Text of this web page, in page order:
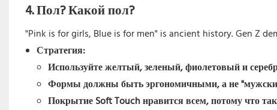
4. Пол? Какой пол?
"Pink is for girls, Blue is for men" is ancient history. Gen Z
Стратегия:
Используйтежелтый, зеленый, фиолетовый и
Формы должны быть эргономичными, а не
Покрытие Soft Touchнравится всем, потому что